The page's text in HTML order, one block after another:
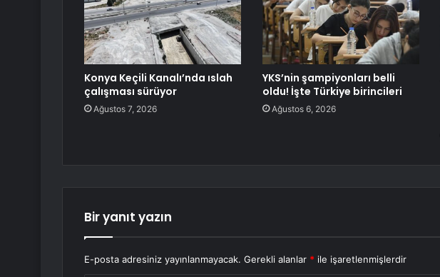
Konya Keçili Kanalı’nda ıslah
çalışması sürüyor
Ağustos 7, 2026
YKS’nin şampiyonları belli
oldu! İşte Türkiye birincileri
Ağustos 6, 2026
Bir yanıt yazın
E-posta adresiniz yayınlanmayacak. Gerekli alanlar * ile işaretlenmişlerdir